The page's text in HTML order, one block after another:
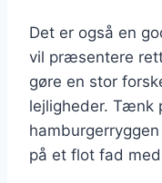
Det er også en
vil præsentere
gøre en stor
lejligheder. Tænk
på et flot fad